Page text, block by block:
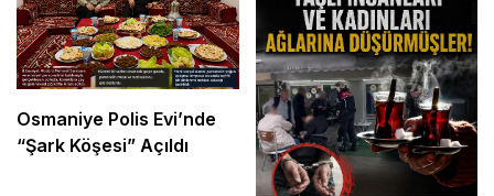
Osmaniye Polis Evi’nde
“Şark Köşesi” Açıldı